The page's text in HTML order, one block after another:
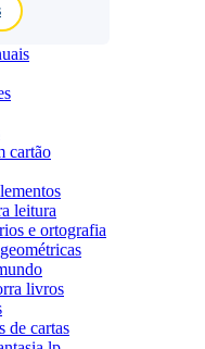
cartão
leitura
e ortografia
livros
de cartas